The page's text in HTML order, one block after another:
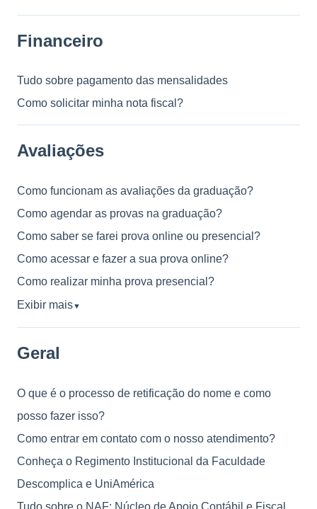
Financeiro
Tudo sobre pagamento das mensalidades
Como solicitar minha nota fiscal?
Avaliações
Como funcionam as avaliações da graduação?
Como agendar as provas na graduação?
Como saber se farei prova online ou presencial?
Como acessar e fazer a sua prova online?
Como realizar minha prova presencial?
Exibir mais▼
Geral
O que é o processo de retificação do nome e como
posso fazer isso?
Como entrar em contato com o nosso atendimento?
Conheça o Regimento Institucional da Faculdade
Descomplica e UniAmérica
Tudo sobre o NAF: Núcleo de Apoio Contábil e Fiscal